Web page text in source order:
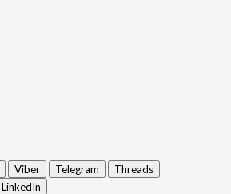
Viber Telegram
Threads
LinkedIn